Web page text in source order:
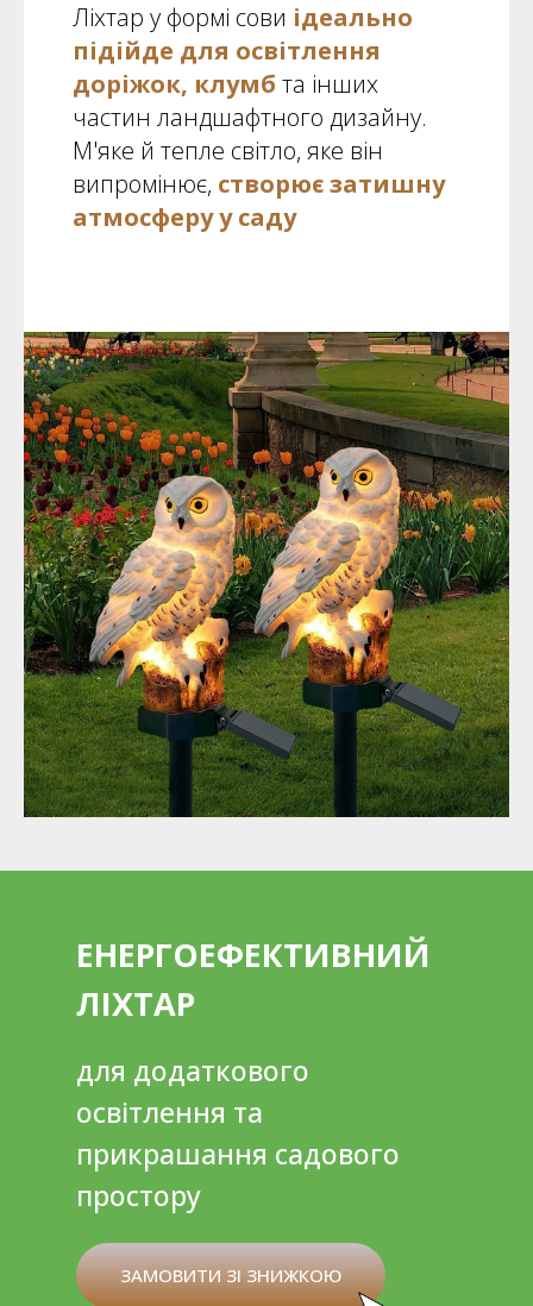
Ліхтар у формі сови ідеально
підійде для освітлення
доріжок, клумб та інших
частин ландшафтного дизайну.
М'яке й тепле світло, яке він
випромінює, створює затишну
атмосферу у саду
ЕНЕРГОЕФЕКТИВНИЙ
ЛІХТАР
для додаткового
освітлення та
прикрашання садового
простору
ЗАМОВИТИ ЗІ ЗНИЖКОЮ